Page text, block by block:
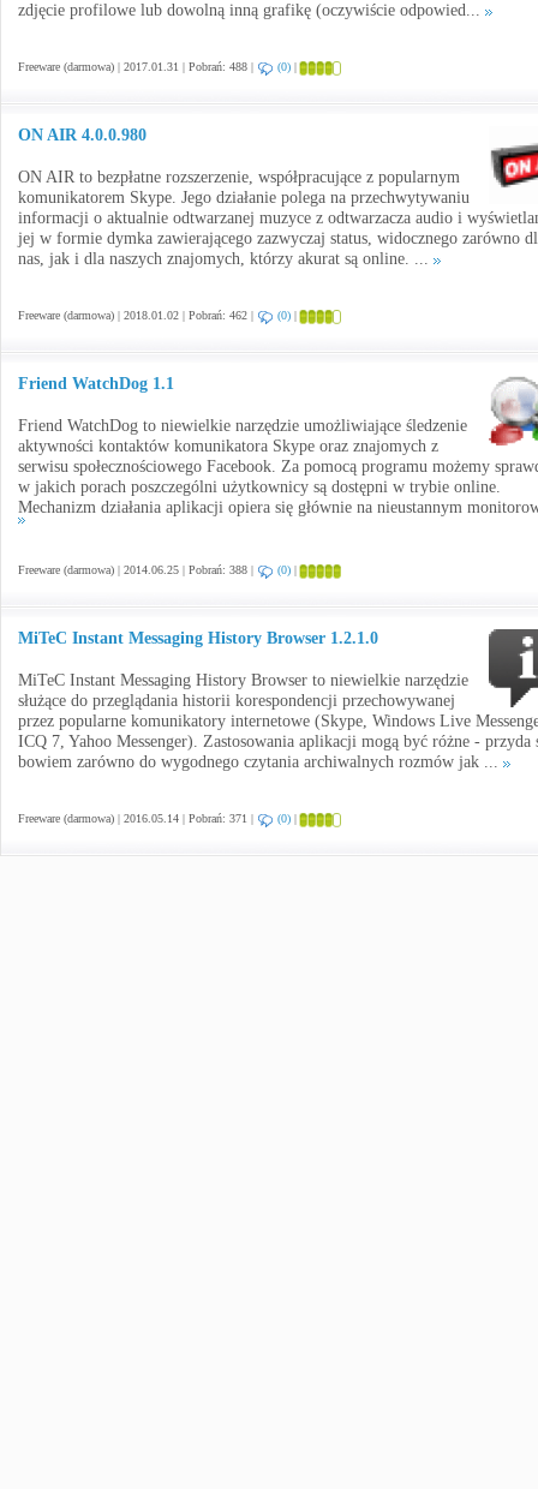
zdjęcie profilowe lub dowolną inną grafikę (oczywiście odpowied...
Freeware (darmowa) | 2017.01.31 | Pobrań: 488 | (0) |
ON AIR 4.0.0.980
ON AIR to bezpłatne rozszerzenie, współpracujące z popularnym
komunikatorem Skype. Jego działanie polega na przechwytywaniu
informacji o aktualnie odtwarzanej muzyce z odtwarzacza audio i
jej w formie dymka zawierającego zazwyczaj status, widocznego zarówno
nas, jak i dla naszych znajomych, którzy akurat są online. ...
Freeware (darmowa) | 2018.01.02 | Pobrań: 462 | (0) |
Friend WatchDog 1.1
Friend WatchDog to niewielkie narzędzie umożliwiające śledzenie
aktywności kontaktów komunikatora Skype oraz znajomych z
serwisu społecznościowego Facebook. Za pomocą programu możemy
w jakich porach poszczególni użytkownicy są dostępni w trybie online.
Mechanizm działania aplikacji opiera się głównie na nieustannym
Freeware (darmowa) | 2014.06.25 | Pobrań: 388 | (0) |
MiTeC Instant Messaging History Browser 1.2.1.0
MiTeC Instant Messaging History Browser to niewielkie narzędzie
służące do przeglądania historii korespondencji przechowywanej
przez popularne komunikatory internetowe (Skype, Windows Live
ICQ 7, Yahoo Messenger). Zastosowania aplikacji mogą być różne - przyda
bowiem zarówno do wygodnego czytania archiwalnych rozmów jak ...
Freeware (darmowa) | 2016.05.14 | Pobrań: 371 | (0) |